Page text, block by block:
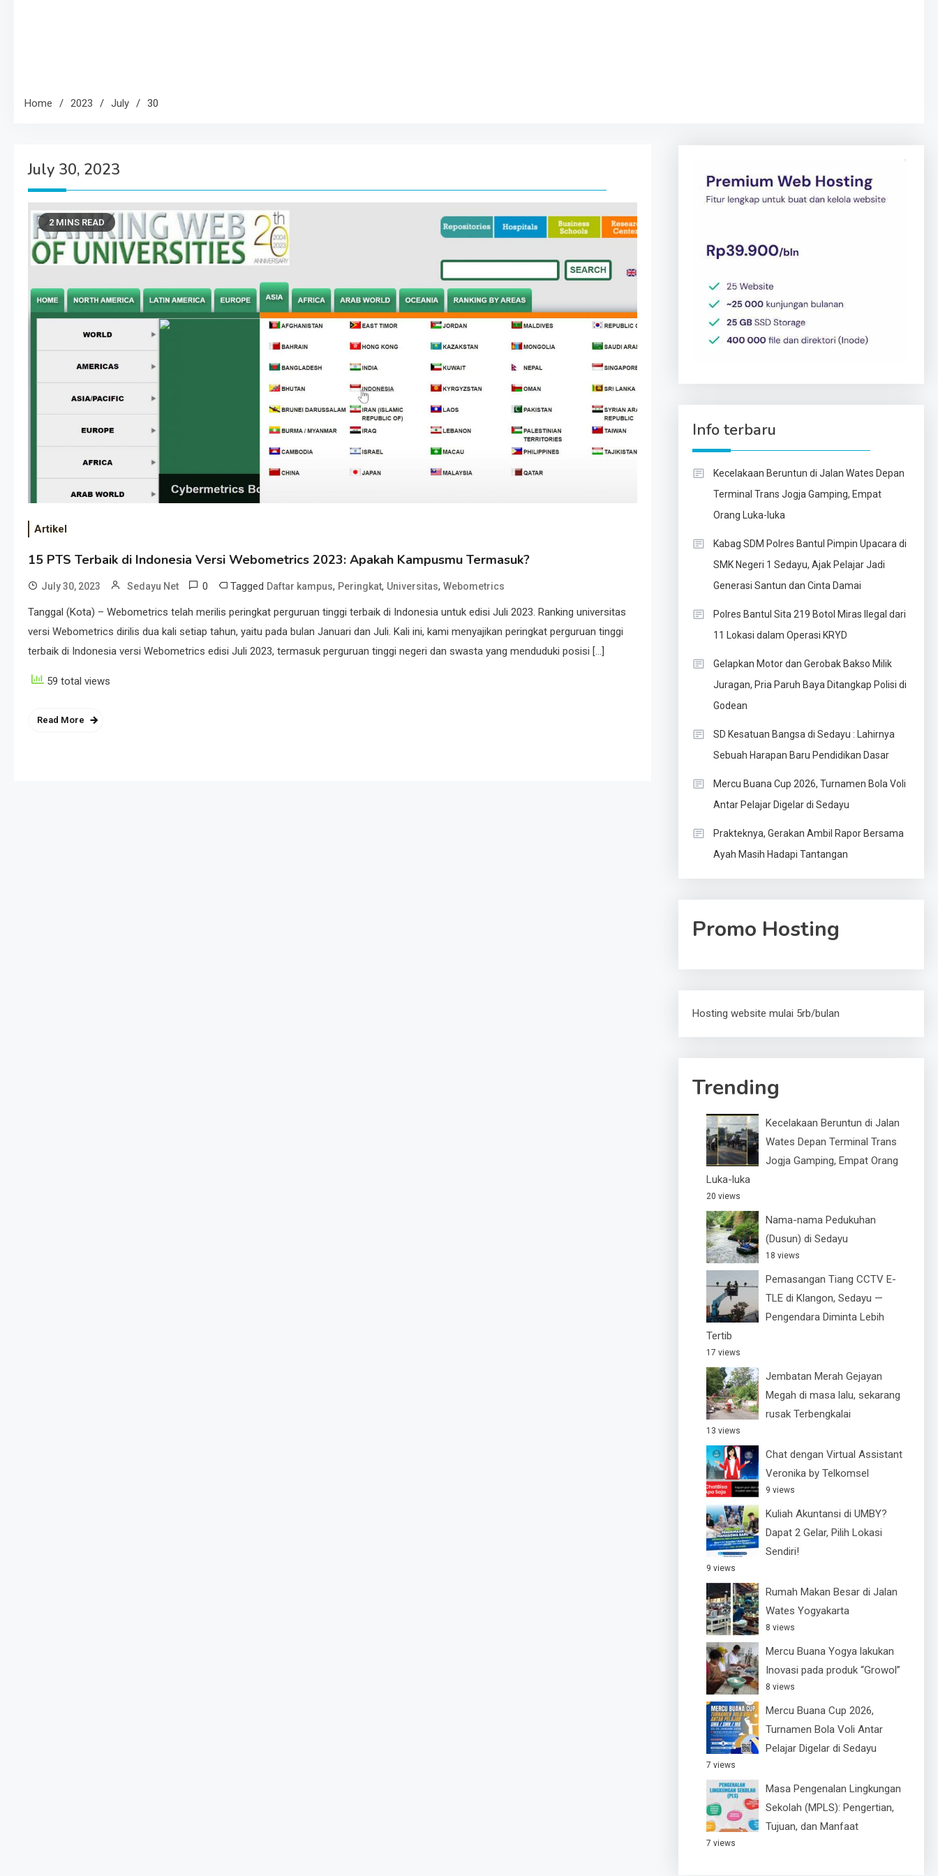
Home 2023 July 30
July 30, 2023
2 MINS READ
Artikel
15 PTS Terbaik di Indonesia Versi Webometrics 2023: Apakah Kampusmu Termasuk?
July 30, 2023 Sedayu Net 0 Tagged Daftar kampus, Peringkat, Universitas, Webometrics
Tanggal (Kota) – Webometrics telah merilis peringkat perguruan tinggi terbaik di Indonesia untuk edisi Juli 2023. Ranking universitas
versi Webometrics dirilis dua kali setiap tahun, yaitu pada bulan Januari dan Juli. Kali ini, kami menyajikan peringkat perguruan tinggi
terbaik di Indonesia versi Webometrics edisi Juli 2023, termasuk perguruan tinggi negeri dan swasta yang menduduki posisi […]
59 total views
Read More
Info terbaru
Kecelakaan Beruntun di Jalan Wates Depan
Terminal Trans Jogja Gamping, Empat
Orang Luka-luka
Kabag SDM Polres Bantul Pimpin Upacara di
SMK Negeri 1 Sedayu, Ajak Pelajar Jadi
Generasi Santun dan Cinta Damai
Polres Bantul Sita 219 Botol Miras Ilegal dari
11 Lokasi dalam Operasi KRYD
Gelapkan Motor dan Gerobak Bakso Milik
Juragan, Pria Paruh Baya Ditangkap Polisi di
Godean
SD Kesatuan Bangsa di Sedayu : Lahirnya
Sebuah Harapan Baru Pendidikan Dasar
Mercu Buana Cup 2026, Turnamen Bola Voli
Antar Pelajar Digelar di Sedayu
Prakteknya, Gerakan Ambil Rapor Bersama
Ayah Masih Hadapi Tantangan
Promo Hosting
Hosting website mulai 5rb/bulan
Trending
Kecelakaan Beruntun di Jalan
Wates Depan Terminal Trans
Jogja Gamping, Empat Orang
Luka-luka
20 views
Nama-nama Pedukuhan
(Dusun) di Sedayu
18 views
Pemasangan Tiang CCTV E-
TLE di Klangon, Sedayu —
Pengendara Diminta Lebih
Tertib
17 views
Jembatan Merah Gejayan
Megah di masa lalu, sekarang
rusak Terbengkalai
13 views
Chat dengan Virtual Assistant
Veronika by Telkomsel
9 views
Kuliah Akuntansi di UMBY?
Dapat 2 Gelar, Pilih Lokasi
Sendiri!
9 views
Rumah Makan Besar di Jalan
Wates Yogyakarta
8 views
Mercu Buana Yogya lakukan
Inovasi pada produk “Growol”
8 views
Mercu Buana Cup 2026,
Turnamen Bola Voli Antar
Pelajar Digelar di Sedayu
7 views
Masa Pengenalan Lingkungan
Sekolah (MPLS): Pengertian,
Tujuan, dan Manfaat
7 views